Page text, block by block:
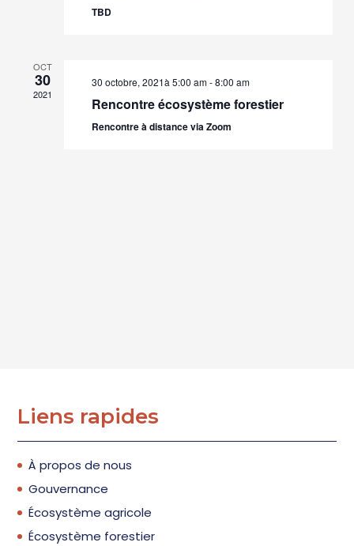
TBD
OCT
30
2021
30 octobre, 2021à 5:00 am-8:00 am
Rencontre écosystème forestier
Rencontre à distance via Zoom
Liens rapides
À propos de nous
Gouvernance
Écosystème agricole
Écosystème forestier